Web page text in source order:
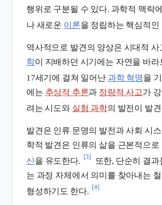
행위로 구분될 수 있다. 과학적 맥락
나 새로운 이론을 정립하는 핵심적
역사적으로 발견의 양상은 시대적
학이 지배하던 시기에는 자연을 바
17세기에 걸쳐 일어난 과학 혁명을
에는 추상적 추론과 정량적 사고가
려는 시도와 실험 과학의 발전이 발
발견은 인류 문명의 발전과 사회 시
학적 발견은 인류의 삶을 근본적으
신을 유도한다.
[3]
또한, 단순히 결
는 과정 자체에서 의미를 찾아내는
형성하기도 한다.
[4]